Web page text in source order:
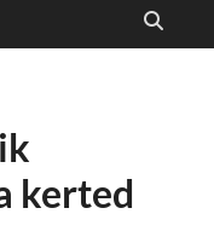
kerted